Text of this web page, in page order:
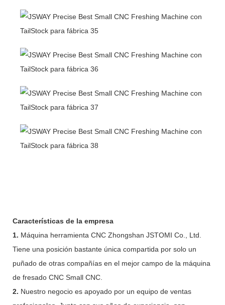
Características de la empresa
1. Máquina herramienta CNC Zhongshan JSTOMI Co., Ltd.
Tiene una posición bastante única compartida por solo un
puñado de otras compañías en el mejor campo de la máquina
de fresado CNC Small CNC.
2. Nuestro negocio es apoyado por un equipo de ventas